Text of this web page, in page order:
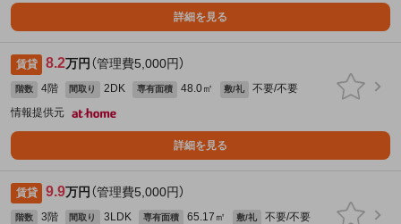
詳細を見る
賃貸 8.2万円 （管理費5,000円）
階数 4階 間取り 2DK 専有面積 48.0㎡ 敷/礼
不要/不要
情報提供元
詳細を見る
賃貸 9.9万円 （管理費5,000円）
階数 3階 間取り 3LDK 専有面積 65.17㎡ 敷/礼
不要/不要